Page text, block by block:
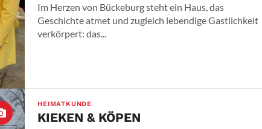
Im Herzen von Bückeburg steht ein Haus, das
Geschichte atmet und zugleich lebendige Gastlichkeit
verkörpert: das...
HEIMATKUNDE
KIEKEN & KÖPEN